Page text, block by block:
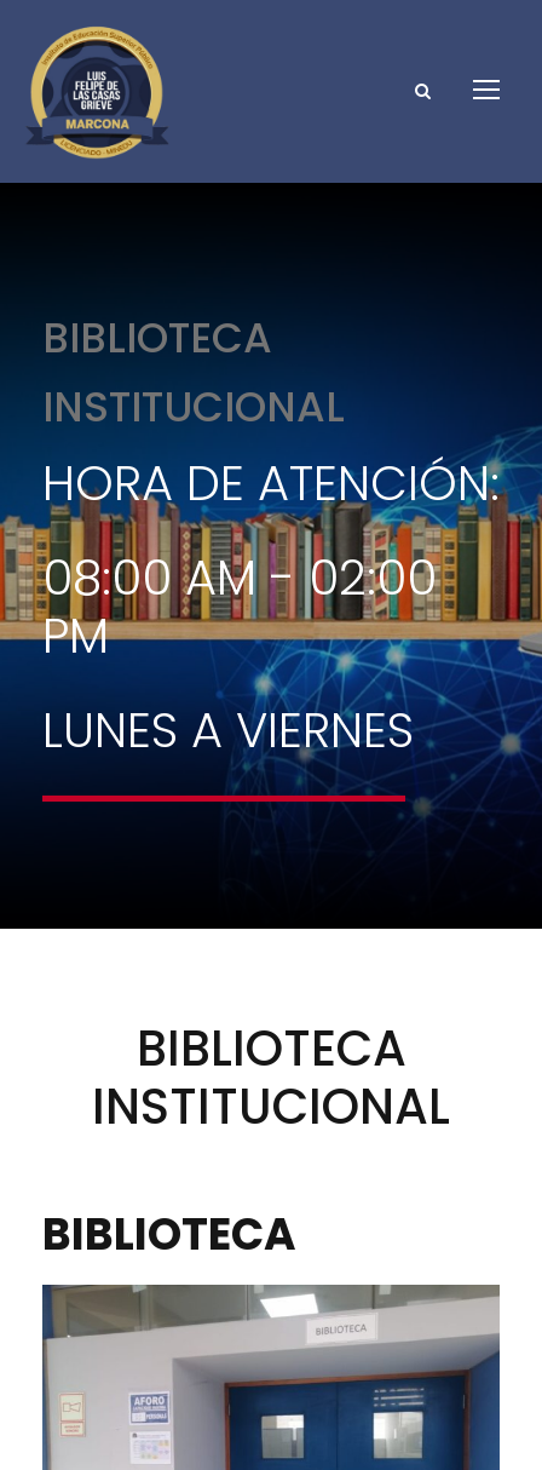
BIBLIOTECA
INSTITUCIONAL
HORA DE ATENCIÓN:
08:00 AM - 02:00
PM
LUNES A VIERNES
BIBLIOTECA
INSTITUCIONAL
BIBLIOTECA